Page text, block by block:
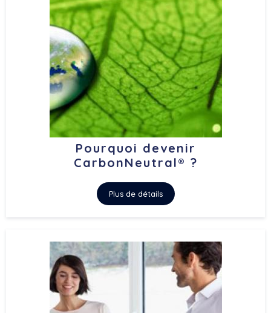
Pourquoi devenir
CarbonNeutral® ?
Plus de détails